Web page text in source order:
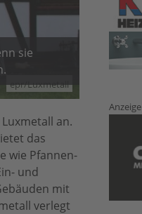
epr/Luxmetall
sie
an.
das
wie Pfannen-
und
mit
verlegt
Anzeige